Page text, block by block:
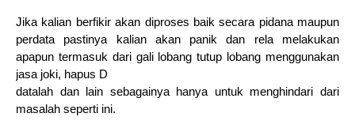
Jika kalian berfikir akan diproses baik secara pidana maupun
perdata pastinya kalian akan panik dan rela melakukan
apapun termasuk dari gali lobang tutup lobang menggunakan
jasa joki, hapus D
datalah dan lain sebagainya hanya untuk menghindari dari
masalah seperti ini.